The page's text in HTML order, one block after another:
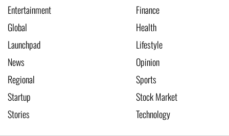
Entertainment
Finance
Global
Health
Launchpad
Lifestyle
News
Opinion
Regional
Sports
Startup
Stock Market
Stories
Technology